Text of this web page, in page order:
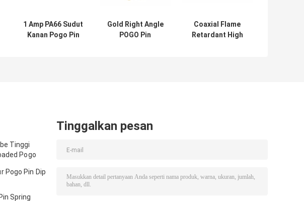
1 Amp PA66 Sudut
Kanan Pogo Pin
Gold Right Angle
POGO Pin
Coaxial Flame
Retardant High
Tinggi
Pogo
Pogo Pin Dip
Spring
Tinggalkan pesan